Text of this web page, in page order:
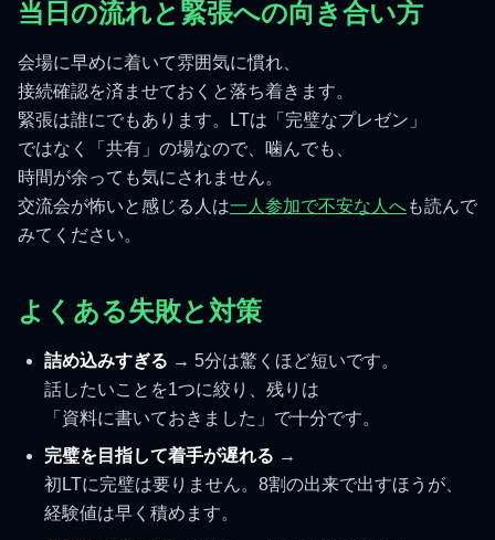
当日の流れと緊張への向き合い方
会場に早めに着いて雰囲気に慣れ、
接続確認を済ませておくと落ち着きます。
緊張は誰にでもあります。LTは「完璧なプレゼン」
ではなく「共有」の場なので、噛んでも、
時間が余っても気にされません。
交流会が怖いと感じる人は一人参加で不安な人へも読んで
みてください。
よくある失敗と対策
詰め込みすぎる → 5分は驚くほど短いです。
話したいことを1つに絞り、残りは
「資料に書いておきました」で十分です。
完璧を目指して着手が遅れる →
初LTに完璧は要りません。8割の出来で出すほうが、
経験値は早く積めます。